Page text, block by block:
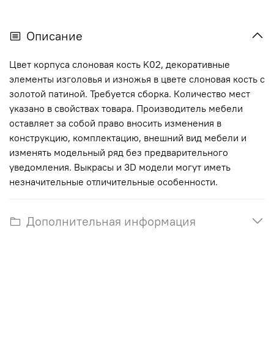
Описание
Цвет корпуса слоновая кость K02, декоративные
элементы изголовья и изножья в цвете слоновая кость с
золотой патиной. Требуется сборка. Количество мест
указано в свойствах товара. Производитель мебели
оставляет за собой право вносить изменения в
конструкцию, комплектацию, внешний вид мебели и
изменять модельный ряд без предварительного
уведомления. Выкрасы и 3D модели могут иметь
незначительные отличительные особенности.
Дополнительная информация